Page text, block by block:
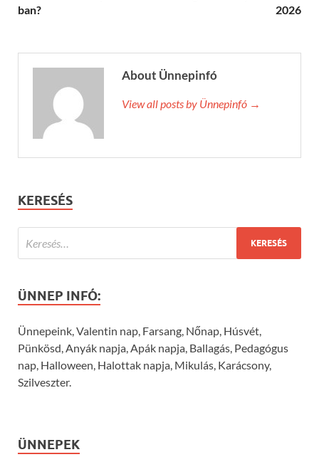
ban?
2026
About Ünnepinfó
View all posts by Ünnepinfó →
KERESÉS
ÜNNEP INFÓ:
Ünnepeink, Valentin nap, Farsang, Nőnap, Húsvét,
Pünkösd, Anyák napja, Apák napja, Ballagás, Pedagógus
nap, Halloween, Halottak napja, Mikulás, Karácsony,
Szilveszter.
ÜNNEPEK